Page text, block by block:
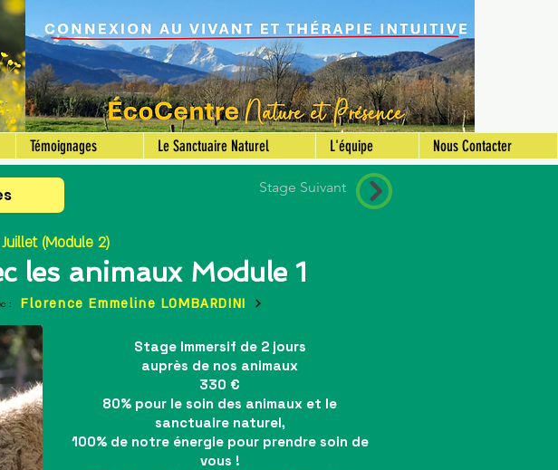
Témoignages Le Sanctuaire Naturel L'équipe Nous Contacter
Stage Suivant
les animaux Module 1
Juillet (Module 2)
: Florence Emmeline LOMBARDINI
Stage Immersif de 2 jours
auprès de nos animaux
330 €
80% pour le soin des animaux et le
sanctuaire naturel,
100% de notre énergie pour prendre soin de
vous !